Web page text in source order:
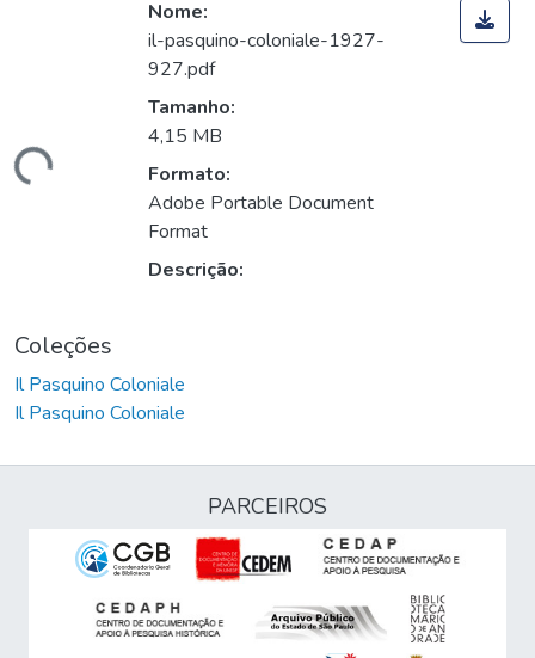
Nome:
il-pasquino-coloniale-1927-
927.pdf
Tamanho:
4,15 MB
Formato:
Adobe Portable Document
Format
Descrição:
Coleções
Il Pasquino Coloniale
Il Pasquino Coloniale
PARCEIROS